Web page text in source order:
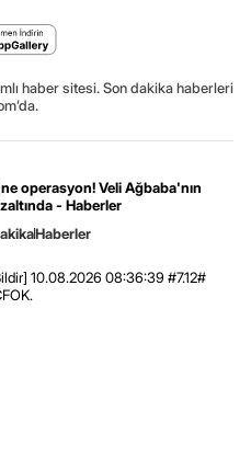
haber sitesi. Son dakika haberleri
operasyon! Veli Ağbaba'nın
- Haberler
Haberler
10.08.2026 08:36:39 #7.12#